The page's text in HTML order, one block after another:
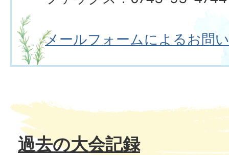
メールフォームによるお問
過去の大会記録